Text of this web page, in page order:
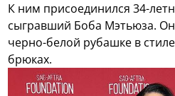
К ним присоединился 34-
сыгравший Боба Мэтьюза.
черно-белой рубашке в
брюках.